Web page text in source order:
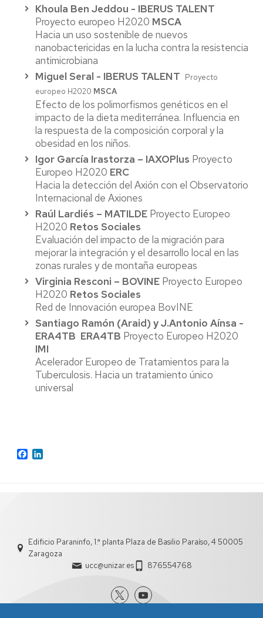
Khoula Ben Jeddou - IBERUS TALENT
Proyecto europeo H2020 MSCA
Hacia un uso sostenible de nuevos
nanobactericidas en la lucha contra la resistencia
antimicrobiana
Miguel Seral - IBERUS TALENT Proyecto
europeo H2020 MSCA
Efecto de los polimorfismos genéticos en el
impacto de la dieta mediterránea. Influencia en
la respuesta de la composición corporal y la
obesidad en los niños.
Igor García Irastorza – IAXOPlus Proyecto
Europeo H2020 ERC
Hacia la detección del Axión con el Observatorio
Internacional de Axiones
Raúl Lardiés – MATILDE Proyecto Europeo
H2020 Retos Sociales
Evaluación del impacto de la migración para
mejorar la integración y el desarrollo local en las
zonas rurales y de montaña europeas
Virginia Resconi – BOVINE Proyecto Europeo
H2020 Retos Sociales
Red de Innovación europea BovINE
Santiago Ramón (Araid) y J.Antonio Aínsa -
ERA4TB ERA4TB Proyecto Europeo H2020
IMI
Acelerador Europeo de Tratamientos para la
Tuberculosis. Hacia un tratamiento único
universal
Facebook
Edificio Paraninfo, 1.ª planta Plaza de Basilio Paraíso, 4 50005
Zaragoza
ucc@unizar.es
876554768